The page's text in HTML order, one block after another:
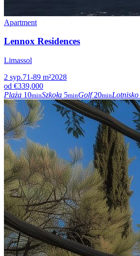
Apartment
Lennox Residences
Limassol
2 syp.71-89 m²2028
od €339,000
Plaża 10minSzkoła 5minGolf 20minLotnisko